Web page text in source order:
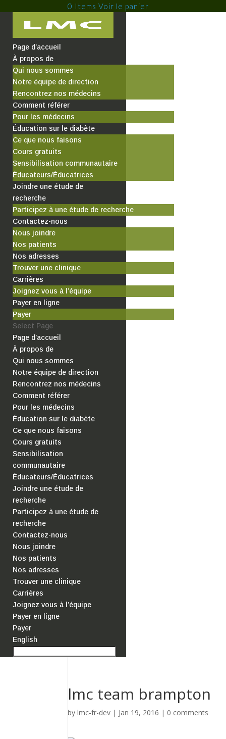
0 Items
Page d’accueil
À propos de
Qui nous sommes
Notre équipe de direction
Rencontrez nos médecins
Comment référer
Pour les médecins
Éducation sur le diabète
Ce que nous faisons
Cours gratuits
Sensibilisation communautaire
Éducateurs/Éducatrices
Joindre une étude de
recherche
Participez à une étude de recherche
Contactez-nous
Nous joindre
Nos patients
Nos adresses
Trouver une clinique
Carrières
Joignez vous à l’équipe
Payer en ligne
Payer
Select Page
Page d’accueil
À propos de
Qui nous sommes
Notre équipe de direction
Rencontrez nos médecins
Comment référer
Pour les médecins
Éducation sur le diabète
Ce que nous faisons
Cours gratuits
Sensibilisation
communautaire
Éducateurs/Éducatrices
Joindre une étude de
recherche
Participez à une étude de
recherche
Contactez-nous
Nous joindre
Nos patients
Nos adresses
Trouver une clinique
Carrières
Joignez vous à l’équipe
Payer en ligne
Payer
English
lmc team brampton
bylmc-fr-dev | Jan 19, 2016 | 0 comments